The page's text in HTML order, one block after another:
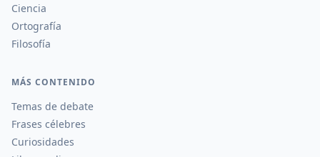
Ciencia
Ortografía
Filosofía
MÁS CONTENIDO
Temas de debate
Frases célebres
Curiosidades